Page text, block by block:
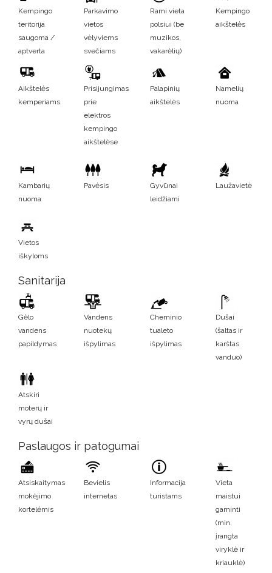
Kempingo
teritorija
saugoma /
aptverta
Parkavimo
vietos
vėlyviems
svečiams
Rami vieta
polsiui (be
muzikos,
vakarėlių)
Kempingo
aikštelės
Aikštelės
kemperiams
Prisijungimas
prie
elektros
kempingo
aikštelėse
Palapinių
aikštelės
Namelių
nuoma
Kambarių
nuoma
Pavėsis
Gyvūnai
leidžiami
Laužavietė
Vietos
iškyloms
Sanitarija
Gėlo
vandens
papildymas
Vandens
nuotekų
išpylimas
Cheminio
tualeto
išpylimas
Dušai
(šaltas ir
karštas
vanduo)
Atskiri
moterų ir
vyrų dušai
Paslaugos ir patogumai
Atsiskaitymas
mokėjimo
kortelėmis
Bevielis
internetas
Informacija
turistams
Vieta
maistui
gaminti
(min.
įrangta
viryklė ir
kriauklė)